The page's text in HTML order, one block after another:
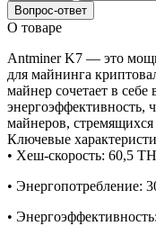
Вопрос-ответ
О товаре
Antminer K7 — это
для майнинга
майнер сочетает в
энергоэффективность,
майнеров,
Ключевые
• Хеш-скорость: 60,5
• Энергопотребление:
•